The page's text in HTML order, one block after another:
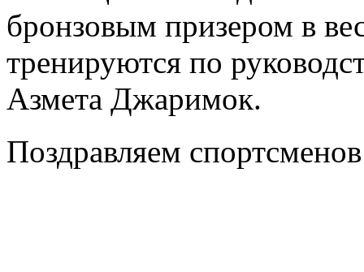
бронзовым призером в
тренируются по
Азмета Джаримок.
Поздравляем